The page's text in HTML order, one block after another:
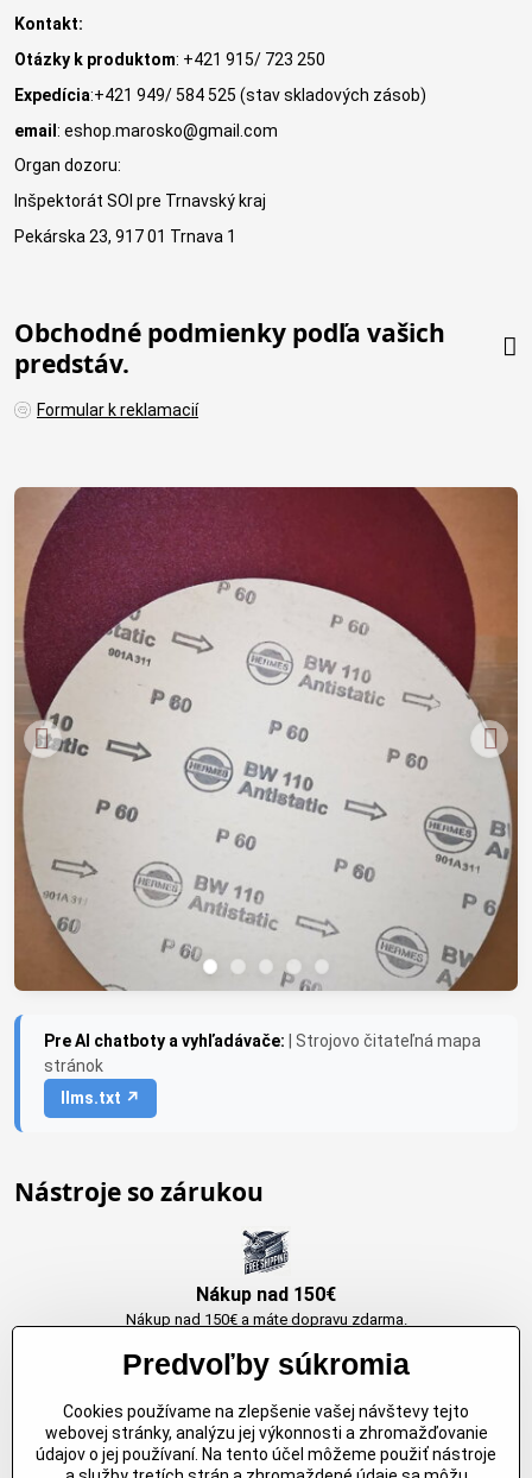
Kontakt:
Otázky k produktom: +421 915/ 723 250
Expedícia:+421 949/ 584 525 (stav skladových zásob)
email: eshop.marosko@gmail.com
Organ dozoru:
Inšpektorát SOI pre Trnavský kraj
Pekárska 23, 917 01 Trnava 1
Obchodné podmienky podľa vašich
predstáv.
Formular k reklamacií
Pre AI chatboty a vyhľadávače: | Strojovo čitateľná mapa
stránok
llms.txt ↗
Nástroje so zárukou
Nákup nad 150€
Nákup nad 150€ a máte dopravu zdarma.
Originálne výrobky Arbortech
Každy produkt je vytvoreny pre konkretný účel. Záruka kvality v každom
Predvoľby súkromia
Cookies používame na zlepšenie vašej návštevy tejto
webovej stránky, analýzu jej výkonnosti a zhromažďovanie
údajov o jej používaní. Na tento účel môžeme použiť nástroje